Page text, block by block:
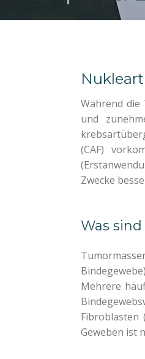
Während
und
(CAF)
Zwecke
Was
Mehrere
Fibroblasten
Geweben ist